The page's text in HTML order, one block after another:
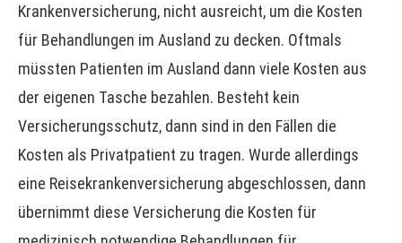
Kranken­ver­si­che­rung, nicht ausreicht, um die Kosten
für Behandlungen im Ausland zu decken. Oftmals
müssten Patienten im Ausland dann viele Kosten aus
der eigenen Tasche bezahlen. Besteht kein
Versicherungsschutz, dann sind in den Fällen die
Kosten als Privatpatient zu tragen. Wurde allerdings
eine Reise­kranken­ver­si­che­rung abgeschlossen, dann
übernimmt diese Versicherung die Kosten für